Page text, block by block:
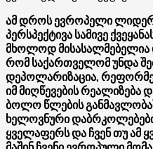
ამ დროს ევროპელი
პერსპექტივა სამივე
მხოლოდ მისასალმებელია
რომ საქართველომ უნდა
დეპოლარიზაცია,
იმ მიღწევების რეალიზება
ბოლო წლების
ხელოვნური დაბრკოლებები
ყველაფერს და ჩვენ თუ ამ